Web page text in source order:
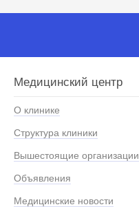
Медицинский центр
О клинике
Структура клиники
Вышестоящие организации
Объявления
Медицинские новости